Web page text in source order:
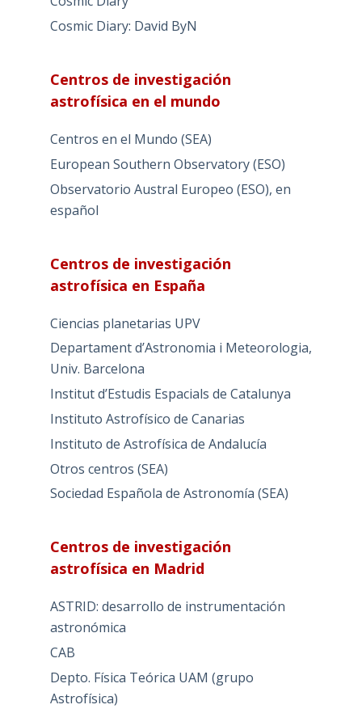
Cosmic Diary: David ByN
Centros de investigación
astrofísica en el mundo
Centros en el Mundo (SEA)
European Southern Observatory (ESO)
Observatorio Austral Europeo (ESO), en
español
Centros de investigación
astrofísica en España
Ciencias planetarias UPV
Departament d’Astronomia i Meteorologia,
Univ. Barcelona
Institut d’Estudis Espacials de Catalunya
Instituto Astrofísico de Canarias
Instituto de Astrofísica de Andalucía
Otros centros (SEA)
Sociedad Española de Astronomía (SEA)
Centros de investigación
astrofísica en Madrid
ASTRID: desarrollo de instrumentación
astronómica
CAB
Depto. Física Teórica UAM (grupo
Astrofísica)